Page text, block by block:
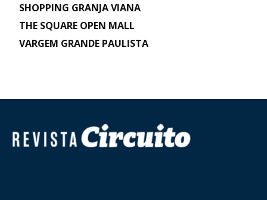
SHOPPING GRANJA VIANA
THE SQUARE OPEN MALL
VARGEM GRANDE PAULISTA